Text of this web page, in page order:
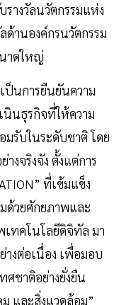
รางวัลนวัตกรรมแห่ง
ด้านองค์กรนวัตกรรม
าดใหญ่
นการยืนยันความ
นินธุรกิจที่ให้ความ
รับในระดับชาติ โดย
งจริงจัง ตั้งแต่การ
ที่เข้มแข็ง
ด้วยศักยภาพและ
เทคโนโลยีดิจิทัล มา
งต่อเนื่อง เพื่อมอบ
ชาติอย่างยั่งยืน
และสิ่งแวดล้อม”